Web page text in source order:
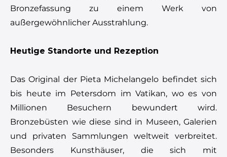
Bronzefassung zu einem Werk von
außergewöhnlicher Ausstrahlung.
Heutige Standorte und Rezeption
Das Original der Pieta Michelangelo befindet sich
bis heute im Petersdom im Vatikan, wo es von
Millionen Besuchern bewundert wird.
Bronzebüsten wie diese sind in Museen, Galerien
und privaten Sammlungen weltweit verbreitet.
Besonders Kunsthäuser, die sich mit